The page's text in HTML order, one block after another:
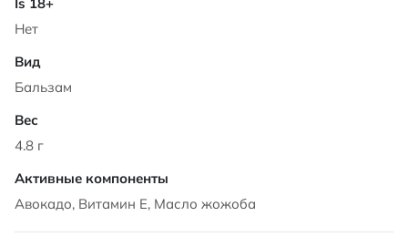
Нет
Бальзам
4.8 г
Авокадо, Витамин Е, Масло жожоба